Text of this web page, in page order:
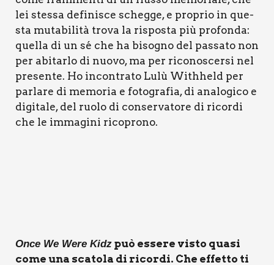
lei stes­sa defi­ni­sce scheg­ge, e pro­prio in que­
sta muta­bi­li­tà tro­va la rispo­sta più pro­fon­da:
quel­la di un sé che ha biso­gno del pas­sa­to non
per abi­tar­lo di nuo­vo, ma per rico­no­scer­si nel
pre­sen­te. Ho incon­tra­to Lulù With­held per
par­la­re di memo­ria e foto­gra­fia, di ana­lo­gi­co e
digi­ta­le, del ruo­lo di con­ser­va­to­re di ricor­di
che le imma­gi­ni rico­pro­no.
Once We Were Kidz può esse­re visto qua­si
come una sca­to­la di ricor­di. Che effet­to ti